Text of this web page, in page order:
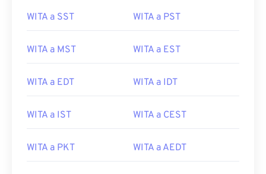
WITA a SST WITA a PST
WITA a MST WITA a EST
WITA a EDT WITA a IDT
WITA a IST WITA a CEST
WITA a PKT WITA a AEDT